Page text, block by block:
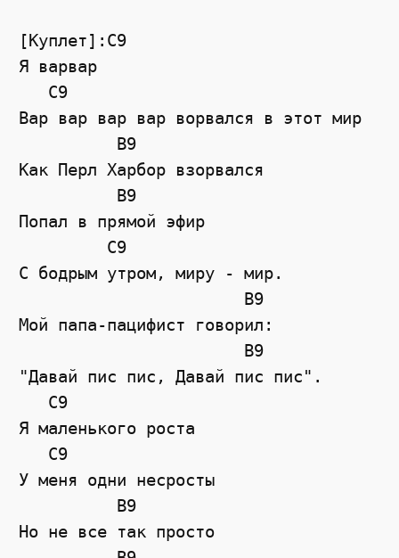
[Куплет]:C9
Я варвар
   C9
Вар вар вар вар ворвался в этот мир
          B9
Как Перл Харбор взорвался
          B9
Попал в прямой эфир
         C9
С бодрым утром, миру - мир.
                       B9
Мой папа-пацифист говорил:
                       B9
"Давай пис пис, Давай пис пис".
   C9
Я маленького роста
   C9
У меня одни несросты
          B9
Но не все так просто